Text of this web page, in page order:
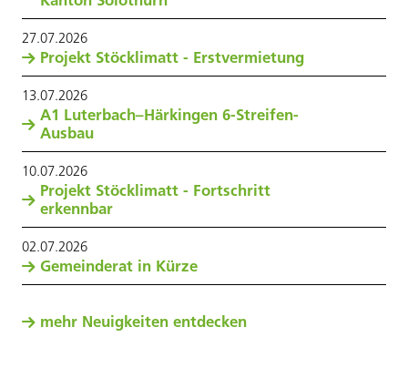
27.07.2026
Projekt Stöcklimatt - Erstvermietung
13.07.2026
A1 Luterbach–Härkingen 6-Streifen-
Ausbau
10.07.2026
Projekt Stöcklimatt - Fortschritt
erkennbar
02.07.2026
Gemeinderat in Kürze
mehr Neuigkeiten entdecken